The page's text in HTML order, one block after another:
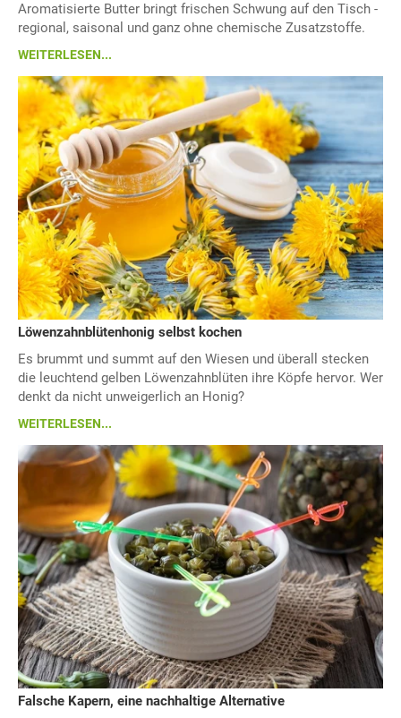
Aromatisierte Butter bringt frischen Schwung auf den Tisch -
regional, saisonal und ganz ohne chemische Zusatzstoffe.
WEITERLESEN...
Löwenzahnblütenhonig selbst kochen
Es brummt und summt auf den Wiesen und überall stecken
die leuchtend gelben Löwenzahnblüten ihre Köpfe hervor. Wer
denkt da nicht unweigerlich an Honig?
WEITERLESEN...
Falsche Kapern, eine nachhaltige Alternative